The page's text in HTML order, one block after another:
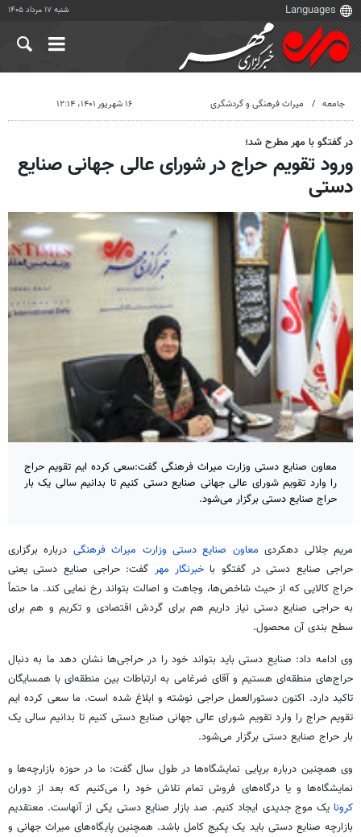
شنبه ۱۷ مرداد ۱۴۰۵
جامعه میراث فرهنگی و گردشگری ۱۶ شهریور ۱۴۰۱، ۱۲:۱۴
در گفتگو با مهر مطرح شد؛
ورود تقویم حراج در شورای عالی جهانی صنایع
دستی
معاون صنایع دستی وزارت میراث فرهنگی گفت:سعی کرده ایم تقویم حراج
را وارد تقویم شورای عالی جهانی صنایع دستی کنیم تا بدانیم سالی یک بار
حراج صنایع دستی برگزار می‌شود.
مریم جلالی دهکردیمعاون صنایع دستی وزارت میراث فرهنگی درباره برگزاری
حراجی صنایع دستی در گفتگو با خبرنگار مهر گفت: حراجی صنایع دستی یعنی
حراج کالایی که از حیث شاخص‌ها، وجاهت و اصالت بتواند رخ نمایی کند. ما حتماً
به حراجی صنایع دستی نیاز داریم هم برای گردش اقتصادی و تکریم و هم برای
سطح بندی آن محصول.
وی ادامه داد: صنایع دستی باید بتواند خود را در حراجی‌ها نشان دهد ما به دنبال
حراج‌های منطقه‌ای هستیم و آقای ضرغامی به ارتباطات بین منطقه‌ای با همسایگان
تاکید دارد. اکنون دستورالعمل حراجی نوشته و ابلاغ شده است. ما سعی کردهایم
تقویم حراج را وارد تقویم شورای عالی جهانی صنایع دستی کنیم تا بدانیم سالی یک
بار حراج صنایع دستی برگزار می‌شود.
وی همچنین درباره برپایی نمایشگاه‌ها در طول سال گفت: ما در حوزه بازارچه‌ها و
نمایشگاه‌ها و یا درگاه‌های فروش تمام تلاش خود را می‌کنیم که بعد از دوران
کرونا یک موج جدیدی ایجاد کنیم. صد بازار صنایع دستی یکی از آنهاست. معتقدیم
بازارچه صنایع دستی باید یک پکیج کامل باشد. همچنین پایگاه‌های میراث جهانی و